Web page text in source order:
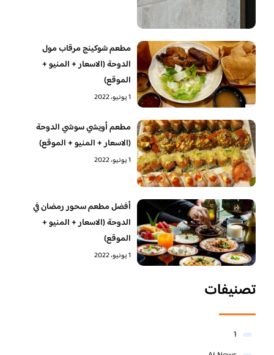
مطعم شوكينج مرقاب مول
الدوحة (الاسعار + المنيو +
الموقع)
1 يونيو، 2022
مطعم أويشي سوشي الدوحة
(الاسعار + المنيو + الموقع)
1 يونيو، 2022
أفضل مطعم سحور رمضان في
الدوحة (الاسعار + المنيو +
الموقع)
1 يونيو، 2022
تصنيفات
1